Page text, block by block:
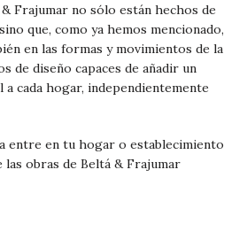
Frajumar no sólo están hechos de
que, como ya hemos mencionado,
en las formas y movimientos de la
de diseño capaces de añadir un
cada hogar, independientemente
entre en tu hogar o establecimiento
las obras de Beltá & Frajumar